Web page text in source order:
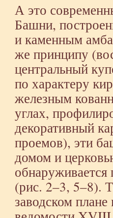
А это
Башни,
и каменным
же принципу
центральный
по характеру
железным
углах,
декоративный
проемов), эти
домом и
(рис. 2–3, 5–8).
заводском